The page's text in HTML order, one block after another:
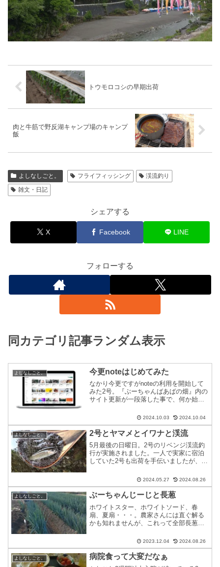
トウモロコシの早期出荷
肉と牛筋で野反湖キャンプ場のキャンプ
飯
よしなしごと。 フライフィッシング
渓流釣り
雑文・日記
シェアする
X Facebook LINE
フォローする
同カテゴリ記事ランダム表示
よしなしごと。 今更noteはじめてみた
なかり今更ですがnoteの利用を開始して
みた2号。『ぶーちゃんばあばの畑』内の
サイト更新が一段落した事で、何か始め
らサイト内のコンテンツやブログをガン
考えるのも容易でな...
2024.10.03 2024.10.04
よしなしごと。 2号とヤマメとイワナと渓流
5月最後の日曜日。2号のリベンジ渓流釣
行が実施されました。一人で実家に宿泊
していた2号も出荷を手伝いましたが、本
したため自由時間発生です。6月に入ると
田植えも始まる為、このタイミングを逃
すわけには行きませ...
2024.05.27 2024.08.26
よしなしごと。 ぶーちゃんじーじと長葱
ホワイトスター、ホワイトソード、春
扇、夏扇・・・。農家さんには直ぐ解る
かも知れませんが、これって全部長葱の
にも沢山の品種があって、名前を出した
のは深谷ネギに代表される根深ネギの名
前。そして、ぶーちゃんばあ...
2023.12.04 2024.08.26
よしなしごと。 病院食って大変だなぁ